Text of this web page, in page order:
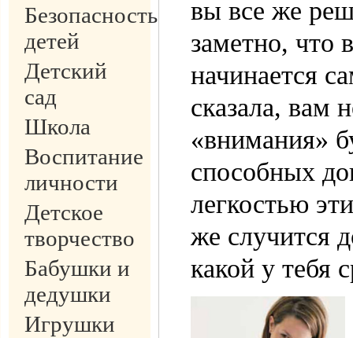
Безопасность
детей
Детский
сад
Школа
Воспитание
личности
Детское
творчество
Бабушки и
дедушки
Игрушки
вы все же
заметно, что
начинается
сказала, вам
«внимания»
способных
легкостью
же случится
какой у тебя